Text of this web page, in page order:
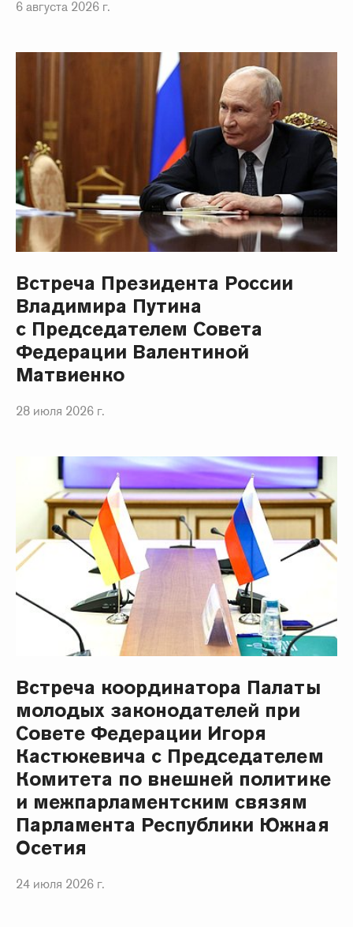
6 августа 2026 г.
Встреча Президента России
Владимира Путина
с Председателем Совета
Федерации Валентиной
Матвиенко
28 июля 2026 г.
Встреча координатора Палаты
молодых законодателей при
Совете Федерации Игоря
Кастюкевича с Председателем
Комитета по внешней политике
и межпарламентским связям
Парламента Республики Южная
Осетия
24 июля 2026 г.